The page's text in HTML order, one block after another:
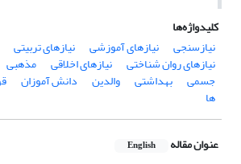
کلیدواژه‌ها
نیازسنجی
نیازهای آموزشی نیازهای تربیتی
نیازهای روان شناختی نیازهای اخلاقی مذهبی
جسمی بهداشتی والدین دانش آموزان
ها
عنوان مقاله English